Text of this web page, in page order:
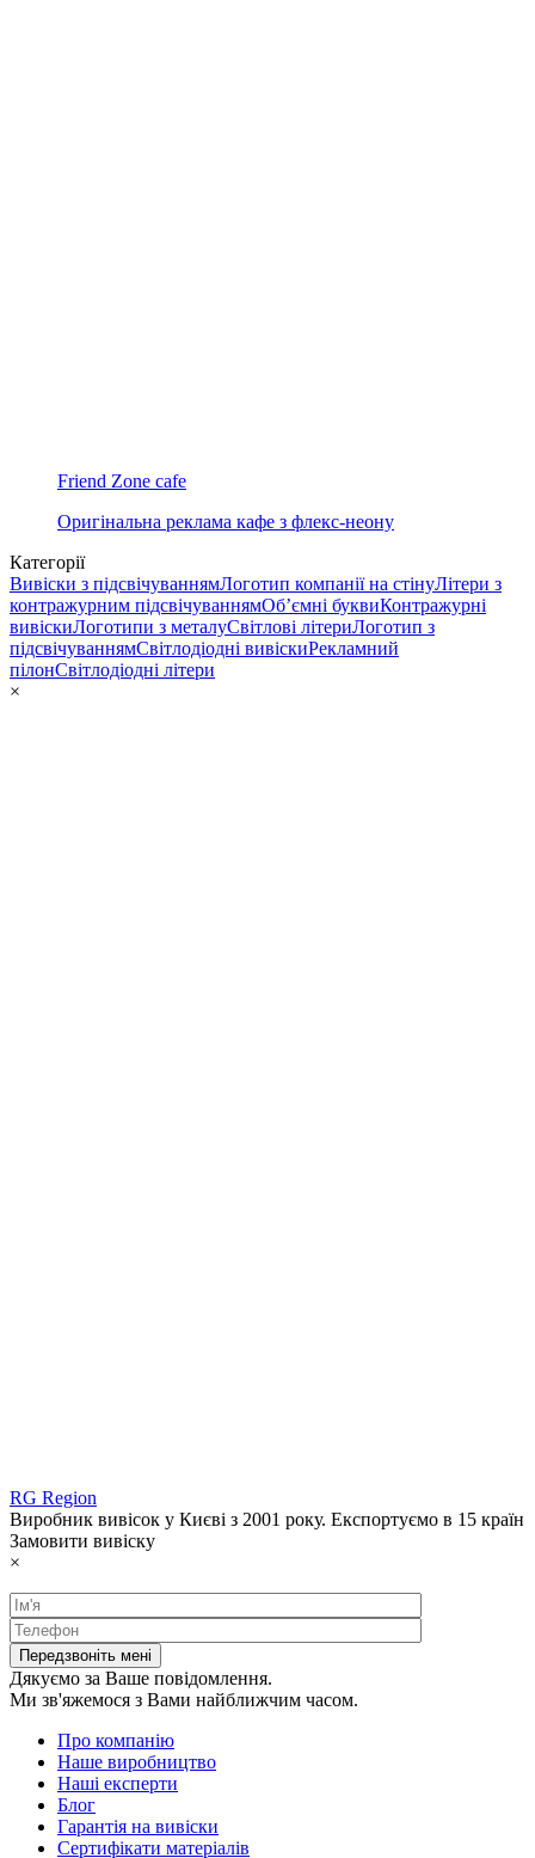
Friend Zone cafe
Оригінальна реклама кафе з флекс-неону
Категорії
Вивіски з підсвічуваннямЛоготип компанії на стінуЛітери з
контражурним підсвічуваннямОб’ємні буквиКонтражурні
вивіскиЛоготипи з металуСвітлові літериЛоготип з
підсвічуваннямСвітлодіодні вивіскиРекламний
пілонСвітлодіодні літери
×
RG Region
Виробник вивісок у Києві з 2001 року. Експортуємо в 15 країн
Замовити вивіску
×
Дякуємо за Ваше повідомлення.
Ми зв'яжемося з Вами найближчим часом.
Про компанію
Наше виробництво
Наші експерти
Блог
Гарантія на вивіски
Сертифікати матеріалів